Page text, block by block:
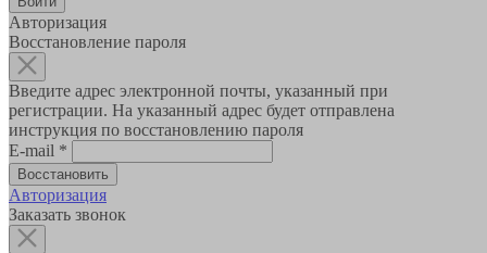
Авторизация
Восстановление пароля
Введите адрес электронной почты, указанный при
регистрации. На указанный адрес будет отправлена
инструкция по восстановлению пароля
E-mail *
Авторизация
Заказать звонок